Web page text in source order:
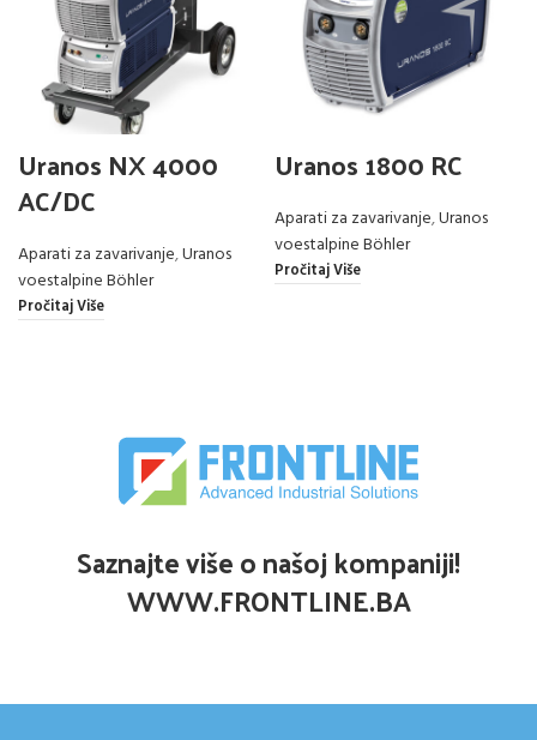
Uranos NX 4000
AC/DC
Aparati za zavarivanje,Uranos
voestalpine Böhler
Pročitaj Više
Uranos 1800 RC
Aparati za zavarivanje,Uranos
voestalpine Böhler
Pročitaj Više
Saznajte više o našoj kompaniji!
WWW.FRONTLINE.BA